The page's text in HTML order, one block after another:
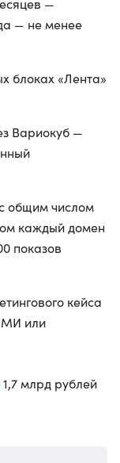
—
— не менее
блоках «Лента»
Вариокуб —
общим числом
каждый домен
показов
кейса
или
1,7 млрд рублей